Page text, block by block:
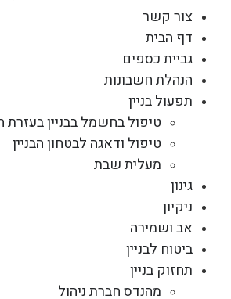
צור קשר
דף הבית
גביית כספים
הנהלת חשבונות
תפעול בניין
טיפול בחשמל בבניין בעזרת
טיפול ודאגה לבטחון הבניין
מעלית שבת
גינון
ניקיון
אב ושמירה
ביטוח לבניין
תחזוק בניין
מהנדס חברת ניהול